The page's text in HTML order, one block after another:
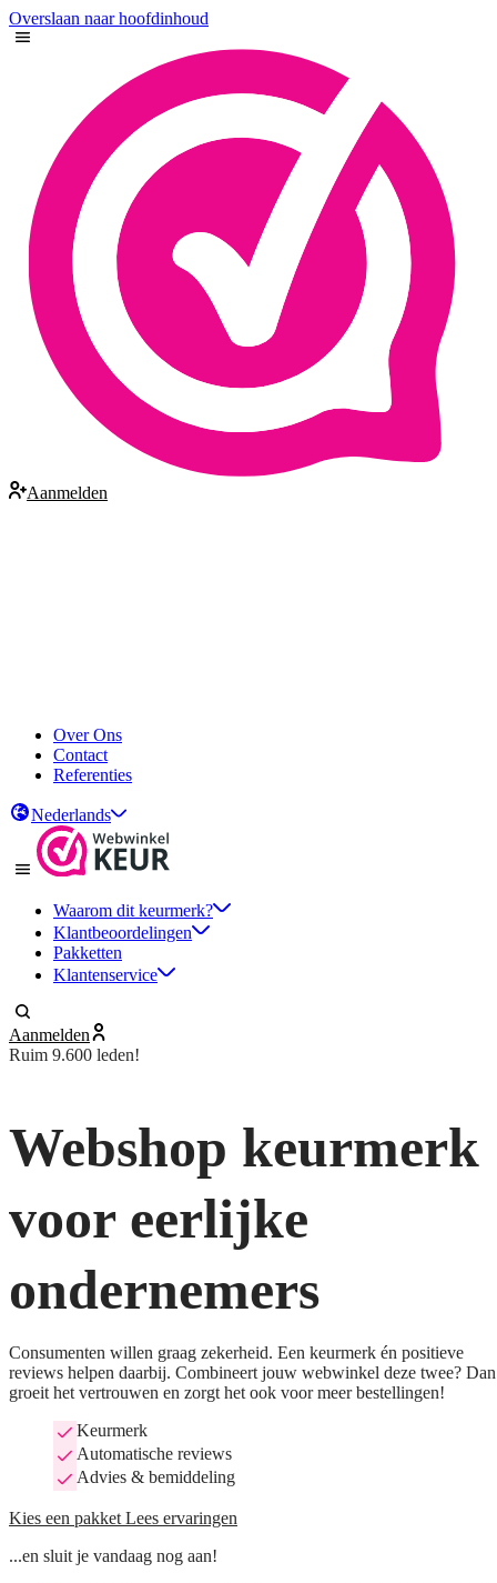
Overslaan naar hoofdinhoud
Aanmelden
Over Ons
Contact
Referenties
Nederlands
Waarom dit keurmerk?
Klantbeoordelingen
Pakketten
Klantenservice
Aanmelden
Ruim 9.600 leden!
Webshop keurmerk
voor eerlijke
ondernemers
Consumenten willen graag zekerheid. Een keurmerk én positieve
reviews helpen daarbij. Combineert jouw webwinkel deze twee? Dan
groeit het vertrouwen en zorgt het ook voor meer bestellingen!
Keurmerk
Automatische reviews
Advies & bemiddeling
Kies een pakket Lees ervaringen
...en sluit je vandaag nog aan!